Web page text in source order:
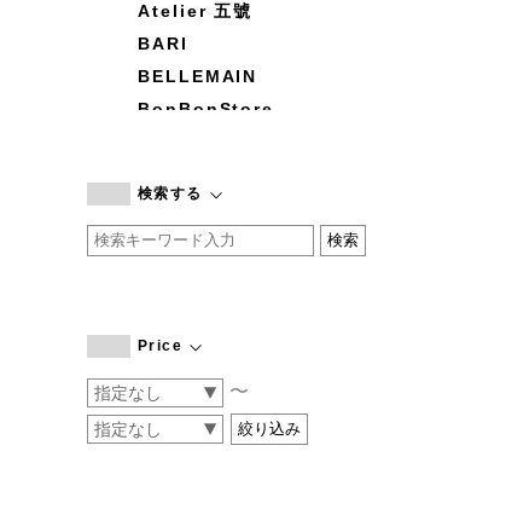
Atelier 五號
BARI
BELLEMAIN
BonBonStore
by basics
CATWORTH
COGTHEBIGSMOKE
CONVERSE
DEAN & DELUCA
検索する
Price
〜